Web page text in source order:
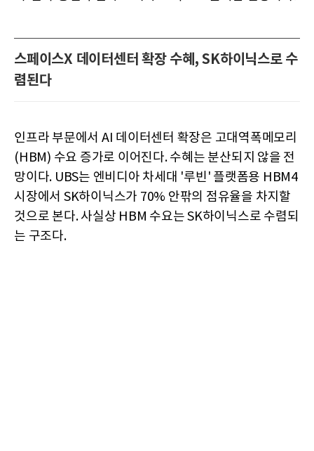
스페이스X 데이터센터 확장 수혜, SK하이닉스로 수
렴된다
인프라 부문에서 AI 데이터센터 확장은 고대역폭메모리
(HBM) 수요 증가로 이어진다. 수혜는 분산되지 않을 전
망이다. UBS는 엔비디아 차세대 '루빈' 플랫폼용 HBM4
시장에서 SK하이닉스가 70% 안팎의 점유율을 차지할
것으로 본다. 사실상 HBM 수요는 SK하이닉스로 수렴되
는 구조다.